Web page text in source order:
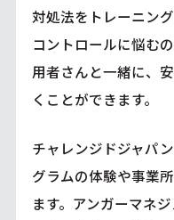
対処法をトレーニン
コントロールに悩む
用者さんと一緒に、
くことができます。
チャレンジドジャパ
グラムの体験や事業
ます。アンガーマネ